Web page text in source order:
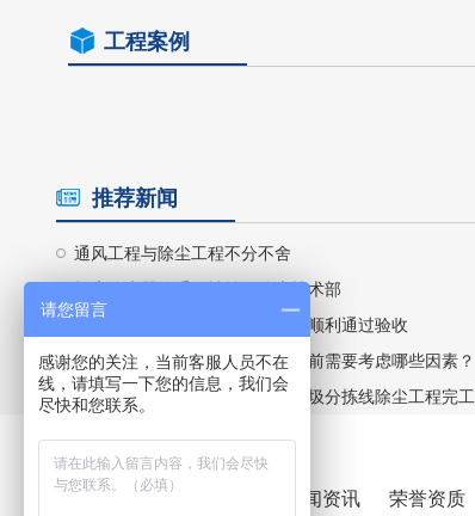
工程案例
推荐新闻
通风工程与除尘工程不分不舍
打磨除尘器的重要性益鹏除尘技术部
益鹏深南电路有限公司除尘工程顺利通过验收
除尘设备市场究竟有多大？投资前需要考虑哪些因素？
益鹏海南垃圾焚烧火力发电厂垃圾分拣线除尘工程完工
产品中心 新闻资讯 荣誉资质
请您留言
感谢您的关注，当前客服人员不在
线，请填写一下您的信息，我们会
尽快和您联系。